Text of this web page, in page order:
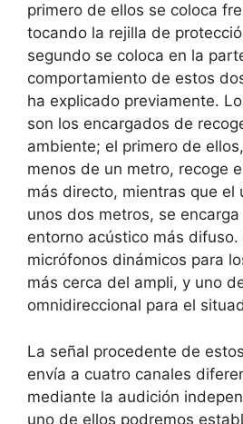
primero de ellos se coloca
tocando la rejilla de
segundo se coloca en la
comportamiento de estos
ha explicado previamente.
son los encargados de
ambiente; el primero de
menos de un metro, recoge
más directo, mientras que el
unos dos metros, se
entorno acústico más
micrófonos dinámicos para
más cerca del ampli, y uno
omnidireccional para el
La señal procedente de
envía a cuatro canales
mediante la audición
uno de ellos podremos